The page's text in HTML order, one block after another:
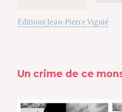
Éditions Jean-Pierre Viguié
Un crime de ce